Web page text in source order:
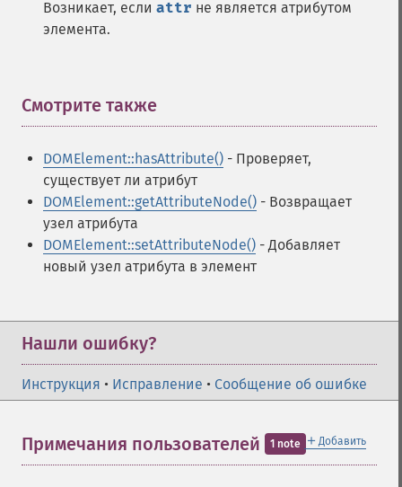
Возникает, если attr не является атрибутом
элемента.
Смотрите также
DOMElement::hasAttribute() - Проверяет,
существует ли атрибут
DOMElement::getAttributeNode() - Возвращает
узел атрибута
DOMElement::setAttributeNode() - Добавляет
новый узел атрибута в элемент
Нашли ошибку?
Инструкция • Исправление • Сообщение об ошибке
＋ Добавить
Примечания пользователей 1 note